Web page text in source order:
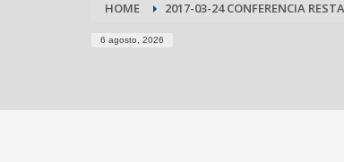
HOME 2017-03-24 CONFERENCIA
6 agosto, 2026